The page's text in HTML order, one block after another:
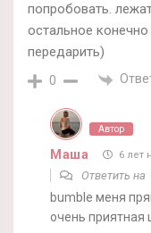
попробовать.
остальное
передарить)
0
Автор
Маша 6 лет
Ответить на
bumble меня
очень приятная